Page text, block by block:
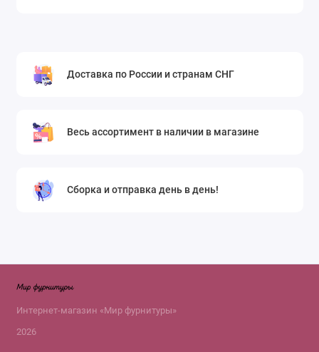
Доставка по России и странам СНГ
Весь ассортимент в наличии в магазине
Сборка и отправка день в день!
Интернет-магазин «Мир фурнитуры»
2026